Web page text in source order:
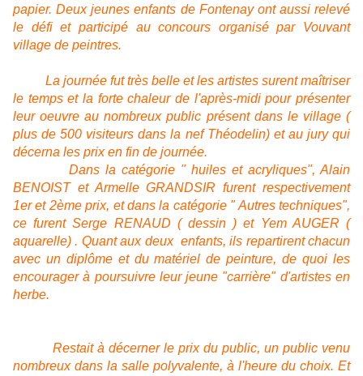
papier. Deux jeunes enfants de Fontenay ont aussi relevé
le défi et participé au concours organisé par Vouvant
village de peintres.
La journée fut très belle et les artistes surent maîtriser
le temps et la forte chaleur de l'après-midi pour présenter
leur oeuvre au nombreux public présent dans le village (
plus de 500 visiteurs dans la nef Théodelin) et au jury qui
décerna les prix en fin de journée.
Dans la catégorie " huiles et acryliques", Alain
BENOIST et Armelle GRANDSIR furent respectivement
1er et 2ème prix, et dans la catégorie " Autres techniques",
ce furent Serge RENAUD ( dessin ) et Yem AUGER (
aquarelle) . Quant aux deux enfants, ils repartirent chacun
avec un diplôme et du matériel de peinture, de quoi les
encourager à poursuivre leur jeune "carrière" d'artistes en
herbe.
Restait à décerner le prix du public, un public venu
nombreux dans la salle polyvalente, à l'heure du choix. Et